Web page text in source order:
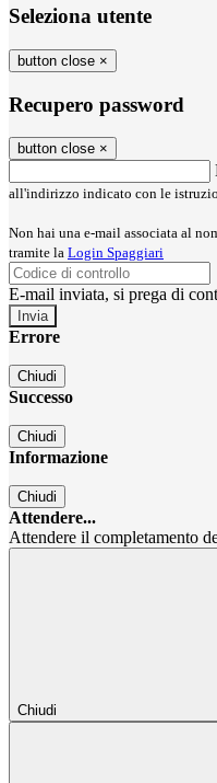
Seleziona utente
button close ×
Recupero password
button close ×
all'indirizzo indicato con le
Non hai una e-mail associata al
tramite la Login Spaggiari
E-mail inviata, si prega di
Errore
Chiudi
Successo
Chiudi
Informazione
Chiudi
Attendere...
Attendere il completamento
Chiudi